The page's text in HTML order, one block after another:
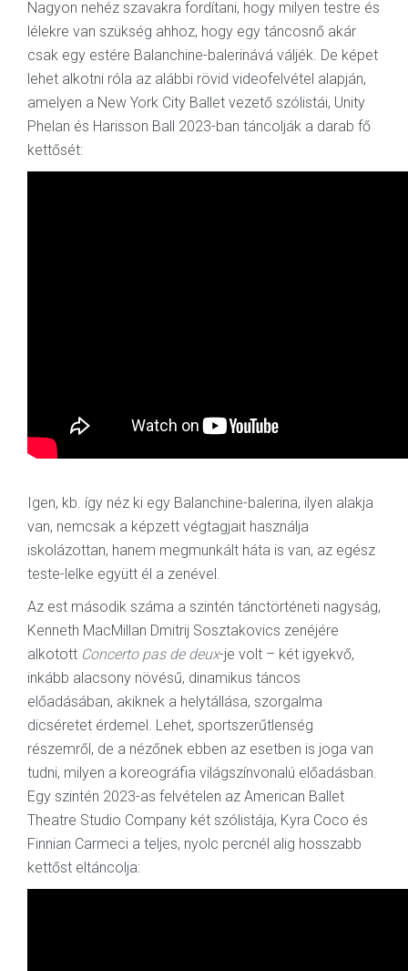
Nagyon nehéz szavakra fordítani, hogy milyen testre és
lélekre van szükség ahhoz, hogy egy táncosnő akár
csak egy estére Balanchine-balerinává váljék. De képet
lehet alkotni róla az alábbi rövid videofelvétel alapján,
amelyen a New York City Ballet vezető szólistái, Unity
Phelan és Harisson Ball 2023-ban táncolják a darab fő
kettősét:
Igen, kb. így néz ki egy Balanchine-balerina, ilyen alakja
van, nemcsak a képzett végtagjait használja
iskolázottan, hanem megmunkált háta is van, az egész
teste-lelke együtt él a zenével.
Az est második száma a szintén tánctörténeti nagyság,
Kenneth MacMillan Dmitrij Sosztakovics zenéjére
alkotott Concerto pas de deux-je volt – két igyekvő,
inkább alacsony növésű, dinamikus táncos
előadásában, akiknek a helytállása, szorgalma
dicséretet érdemel. Lehet, sportszerűtlenség
részemről, de a nézőnek ebben az esetben is joga van
tudni, milyen a koreográfia világszínvonalú előadásban.
Egy szintén 2023-as felvételen az American Ballet
Theatre Studio Company két szólistája, Kyra Coco és
Finnian Carmeci a teljes, nyolc percnél alig hosszabb
kettőst eltáncolja: